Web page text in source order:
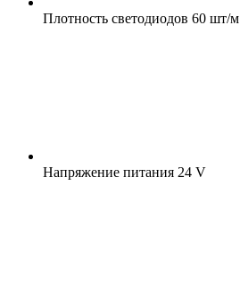
Плотность светодиодов 60 шт/м
Напряжение питания 24 V